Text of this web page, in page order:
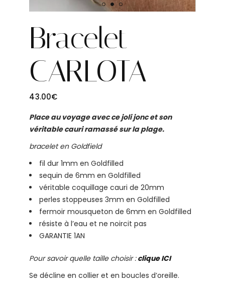
Bracelet
CARLOTA
43.00€
Place au voyage avec ce joli jonc et son
véritable cauri ramassé sur la plage.
braceleten Goldfield
fil dur 1mm en Goldfilled
sequin de 6mm en Goldfilled
véritable coquillage cauri de 20mm
perles stoppeuses 3mm en Goldfilled
fermoir mousqueton de 6mm en Goldfilled
résiste à l’eau et ne noircit pas
GARANTIE 1AN
Pour savoir quelle taille choisir :clique ICI
Se décline en collier et en boucles d’oreille.